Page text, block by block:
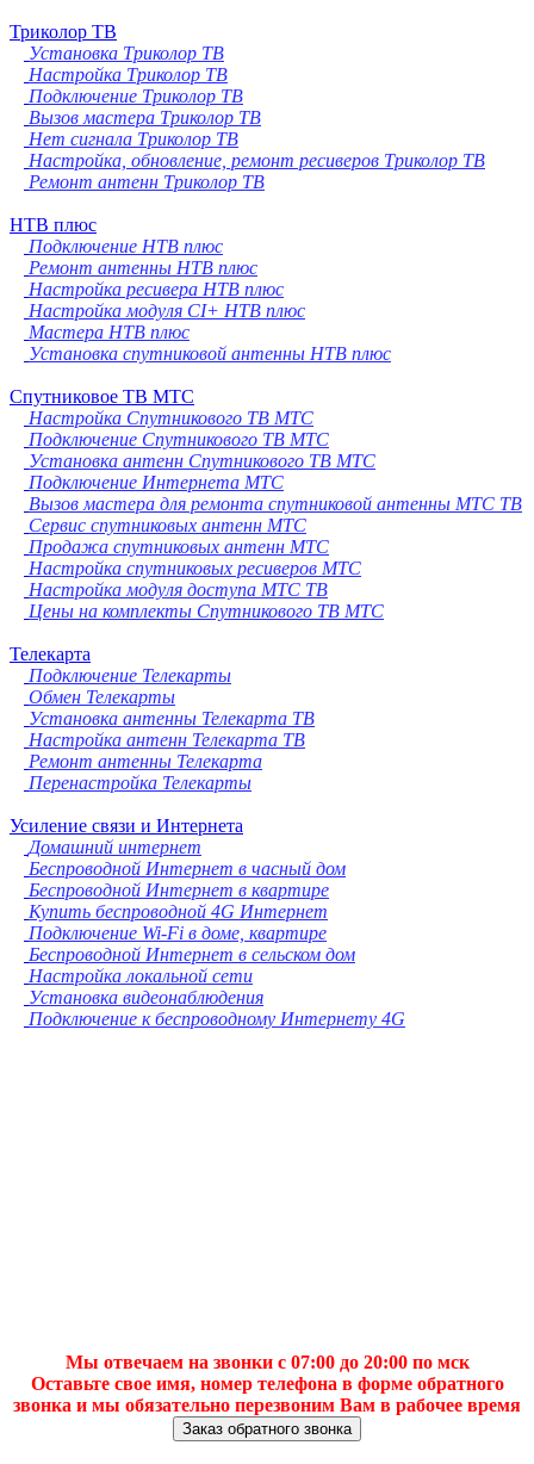
Триколор ТВ
Установка Триколор ТВ
Настройка Триколор ТВ
Подключение Триколор ТВ
Вызов мастера Триколор ТВ
Нет сигнала Триколор ТВ
Настройка, обновление, ремонт ресиверов Триколор ТВ
Ремонт антенн Триколор ТВ
НТВ плюс
Подключение НТВ плюс
Ремонт антенны НТВ плюс
Настройка ресивера НТВ плюс
Настройка модуля CI+ НТВ плюс
Мастера НТВ плюс
Установка спутниковой антенны НТВ плюс
Спутниковое ТВ МТС
Настройка Спутникового ТВ МТС
Подключение Спутникового ТВ МТС
Установка антенн Спутникового ТВ МТС
Подключение Интернета МТС
Вызов мастера для ремонта спутниковой антенны МТС ТВ
Сервис спутниковых антенн МТС
Продажа спутниковых антенн МТС
Настройка спутниковых ресиверов МТС
Настройка модуля доступа МТС ТВ
Цены на комплекты Спутникового ТВ МТС
Телекарта
Подключение Телекарты
Обмен Телекарты
Установка антенны Телекарта ТВ
Настройка антенн Телекарта ТВ
Ремонт антенны Телекарта
Перенастройка Телекарты
Усиление связи и Интернета
Домашний интернет
Беспроводной Интернет в часный дом
Беспроводной Интернет в квартире
Купить беспроводной 4G Интернет
Подключение Wi-Fi в доме, квартире
Беспроводной Интернет в сельском дом
Настройка локальной сети
Установка видеонаблюдения
Подключение к беспроводному Интернету 4G
Мы отвечаем на звонки с 07:00 до 20:00 по мск
Оставьте свое имя, номер телефона в форме обратного
звонка и мы обязательно перезвоним Вам в рабочее время
Заказ обратного звонка